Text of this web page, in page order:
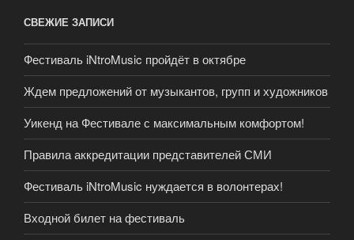
СВЕЖИЕ ЗАПИСИ
Фестиваль iNtroMusic пройдёт в октябре
Ждем предложений от музыкантов, групп и художников
Уикенд на Фестивале с максимальным комфортом!
Правила аккредитации представителей СМИ
Фестиваль iNtroMusic нуждается в волонтерах!
Входной билет на фестиваль